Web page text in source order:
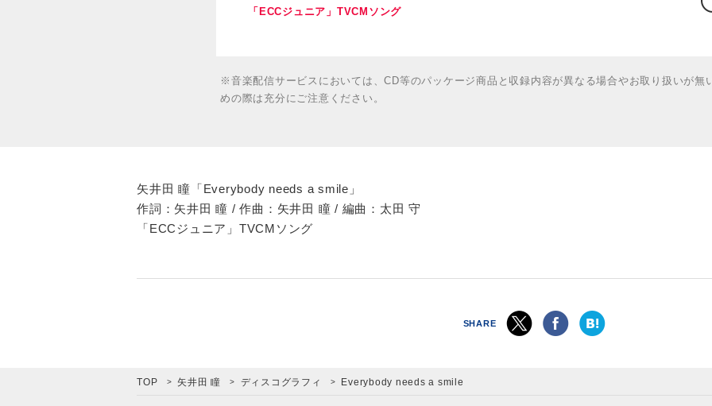
「ECCジュニア」TVCMソング
※音楽配信サービスにおいては、CD等のパッケージ商品と収録内容が異なる場合やお取り扱いが無
めの際は充分にご注意ください。
矢井田 瞳「Everybody needs a smile」
作詞：矢井田 瞳 / 作曲：矢井田 瞳 / 編曲：太田 守
「ECCジュニア」TVCMソング
SHARE
TOP 矢井田 瞳 ディスコグラフィ Everybody needs a smile